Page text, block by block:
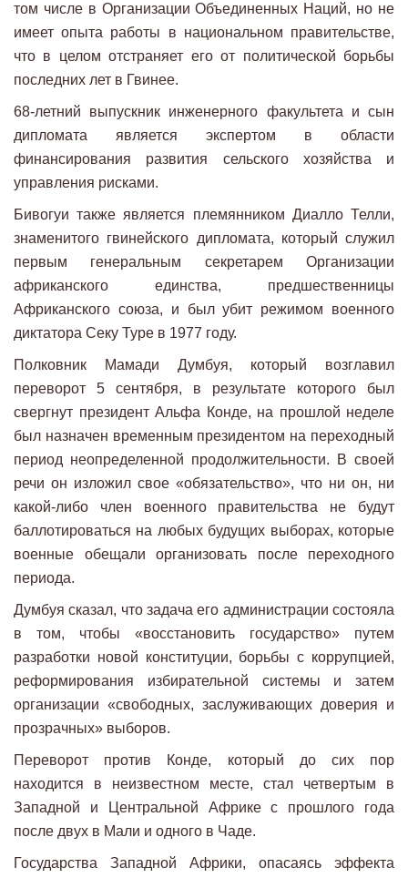
том числе в Организации Объединенных Наций, но не
имеет опыта работы в национальном правительстве,
что в целом отстраняет его от политической борьбы
последних лет в Гвинее.
68-летний выпускник инженерного факультета и сын
дипломата является экспертом в области
финансирования развития сельского хозяйства и
управления рисками.
Бивогуи также является племянником Диалло Телли,
знаменитого гвинейского дипломата, который служил
первым генеральным секретарем Организации
африканского единства, предшественницы
Африканского союза, и был убит режимом военного
диктатора Секу Туре в 1977 году.
Полковник Мамади Думбуя, который возглавил
переворот 5 сентября, в результате которого был
свергнут президент Альфа Конде, на прошлой неделе
был назначен временным президентом на переходный
период неопределенной продолжительности. В своей
речи он изложил свое «обязательство», что ни он, ни
какой-либо член военного правительства не будут
баллотироваться на любых будущих выборах, которые
военные обещали организовать после переходного
периода.
Думбуя сказал, что задача его администрации состояла
в том, чтобы «восстановить государство» путем
разработки новой конституции, борьбы с коррупцией,
реформирования избирательной системы и затем
организации «свободных, заслуживающих доверия и
прозрачных» выборов.
Переворот против Конде, который до сих пор
находится в неизвестном месте, стал четвертым в
Западной и Центральной Африке с прошлого года
после двух в Мали и одного в Чаде.
Государства Западной Африки, опасаясь эффекта